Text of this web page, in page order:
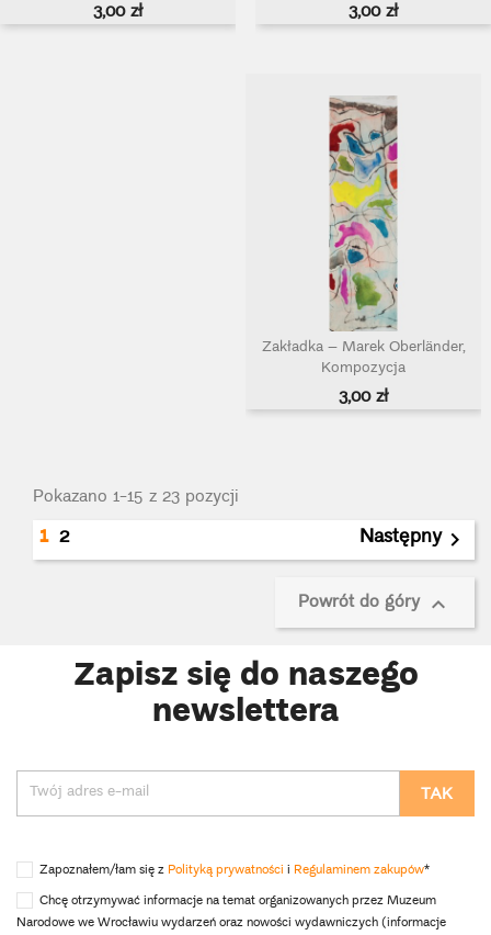
Cena
3,00 zł Cena
3,00 zł
Zakładka – Marek Oberländer,
Kompozycja
Cena
3,00 zł
Pokazano 1-15 z 23 pozycji
1 2 Następny
Powrót do góry 
Zapisz się do naszego
newslettera
Zapoznałem/łam się z Polityką prywatności i Regulaminem zakupów*
Chcę otrzymywać informacje na temat organizowanych przez Muzeum
Narodowe we Wrocławiu wydarzeń oraz nowości wydawniczych (informacje